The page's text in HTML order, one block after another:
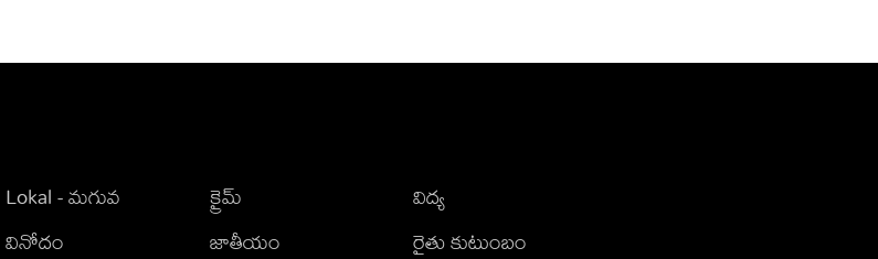
Lokal - మగువ
వినోదం
క్రైమ్
జాతీయం
విద్య
రైతు కుటుంబం